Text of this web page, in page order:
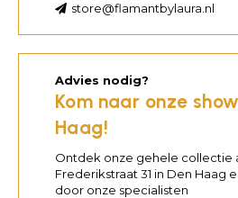
store@flamantbylaura.nl
Advies nodig?
Kom naar onze
Haag!
Ontdek onze gehele collectie
Frederikstraat 31 in Den Haag
door onze specialisten